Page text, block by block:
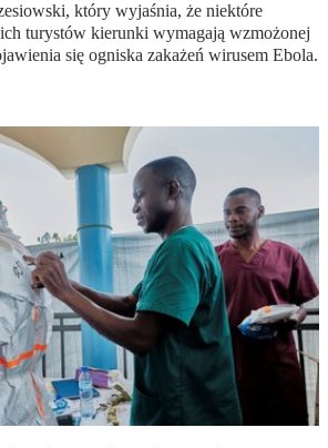
który wyjaśnia, że niektóre
turystów kierunki wymagają wzmożonej
się ogniska zakażeń wirusem Ebola.